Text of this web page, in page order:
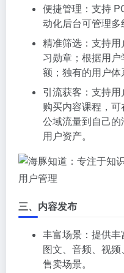
便捷管理：支持
动化后台可管理多
精准筛选：支持
习勋章；根据用
额；独有的用户体
引流获客：支持
购买内容课程，
公域流量到自己
用户资产。
用户管理
三、内容发布
丰富场景：提供
图文、音频、视
售卖场景。